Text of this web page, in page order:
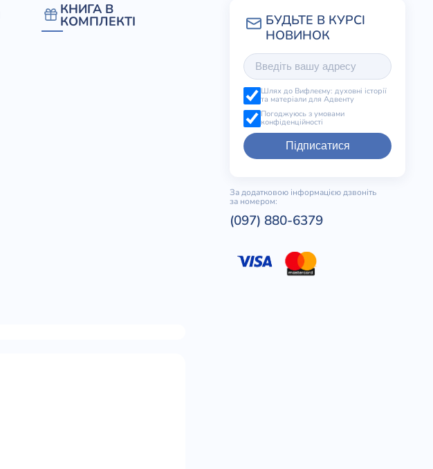
КНИГА В
КОМПЛЕКТІ
Шлях до Вифлеєму: духовні історії
та матеріали для Адвенту
Погоджуюсь з умовами
конфіденційності
Підписатися
За додатковою інформацією дзвоніть
за номером:
(097) 880-6379